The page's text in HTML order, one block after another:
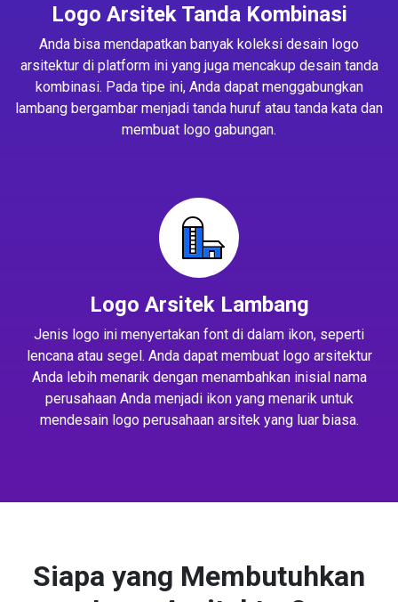
Logo Arsitek Tanda Kombinasi
Anda bisa mendapatkan banyak koleksi desain logo
arsitektur di platform ini yang juga mencakup desain tanda
kombinasi. Pada tipe ini, Anda dapat menggabungkan
lambang bergambar menjadi tanda huruf atau tanda kata dan
membuat logo gabungan.
Logo Arsitek Lambang
Jenis logo ini menyertakan font di dalam ikon, seperti
lencana atau segel. Anda dapat membuat logo arsitektur
Anda lebih menarik dengan menambahkan inisial nama
perusahaan Anda menjadi ikon yang menarik untuk
mendesain logo perusahaan arsitek yang luar biasa.
Siapa yang Membutuhkan